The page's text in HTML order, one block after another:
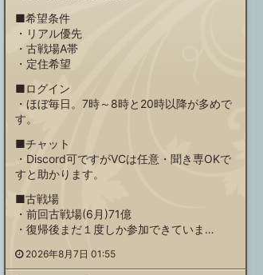
■希望条件
・リアル優先
・古戦場A帯
・定住希望
■ログイン
・ほぼ毎日。7時～8時と20時以降が多めで
す。
■チャット
・Discord可ですがVCは任意・聞き専OKで
すと助かります。
■古戦場
・前回古戦場(6月)71億
・復帰後まだ１度しか参加できていま…
2026年8月7日 01:55